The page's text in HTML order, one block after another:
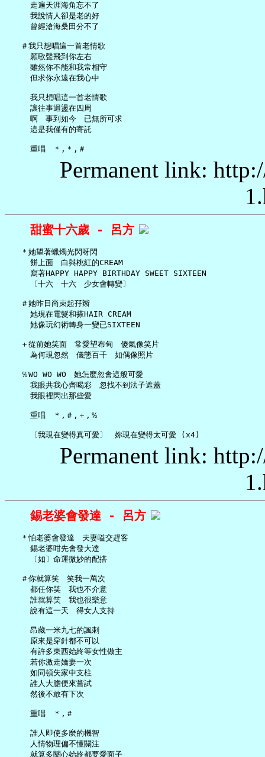
     走遍天涯海角忘不了
     我說情人卻是老的好
     曾經滄海桑田分不了
   ＃我只想唱這一首老情歌
     願歌聲飛到你左右
     雖然你不能和我常相守
     但求你永遠在我心中
     我只想唱這一首老情歌
     讓往事迴盪在四周
     啊　事到如今　已無所可求
     這是我僅有的寄託
Permanent link:
甜蜜十六歲 - 呂方
   ＊她望著蠟燭光閃呀閃
     餅上面　白與桃紅的CREAM
     寫著HAPPY HAPPY BIRTHDAY SWEET SIXTEEN
     〔十六　十六　少女會轉變〕
   ＃她昨日尚束起孖辮
     她現在電髮和搽HAIR CREAM
     她像玩幻術轉身一變已SIXTEEN
   ＋從前她笑面　常愛望布甸　傻氣像笑片
     為何現忽然　儀態百千　如偶像照片
   ％WO WO WO　她怎麼忽會這般可愛
     我眼共我心齊喝彩　忽找不到法子遮蓋
     我眼裡閃出那些愛
     重唱　＊,＃,＋,％
Permanent link:
錫老婆會發達 - 呂方
   ＊怕老婆會發達　夫妻嗌交趕客
     錫老婆咁先會發大達
     〔如〕命運微妙的配搭
   ＃你就算笑　笑我一萬次
     都任你笑　我也不介意
     誰就算笑　我也很樂意
     說有這一天　得女人支持
     昂藏一米九七的諷刺
     原來是穿針都不可以
     有許多東西始終等女性做主
     若你激走嬌妻一次
     如同頓失家中支柱
     誰人大膽便來嘗試
     然後不敢有下次
     重唱　＊,＃
     誰人即使多麼的機智
     人情物理偏不懂關注
     就算多關心始終都要愛面子